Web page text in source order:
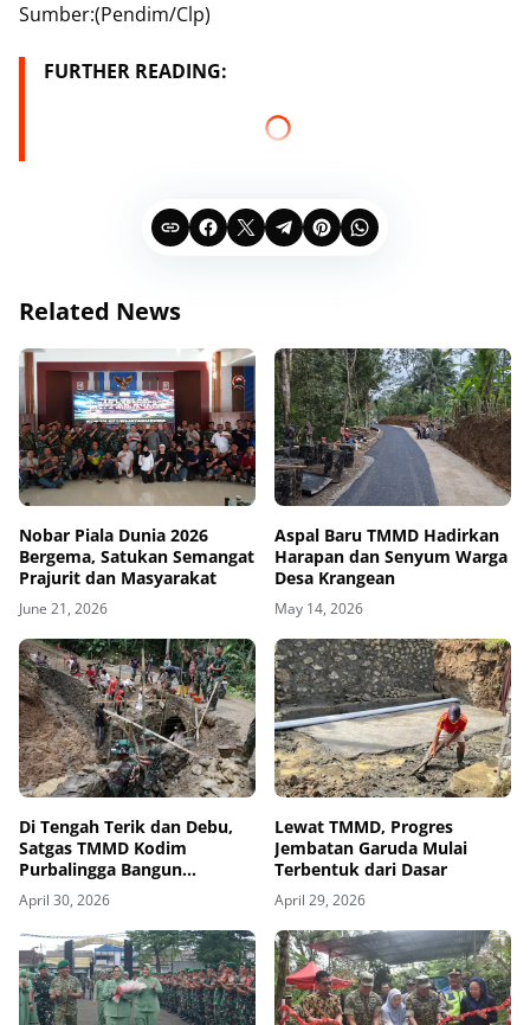
Sumber:(Pendim/Clp)
FURTHER READING:
Related News
Nobar Piala Dunia 2026
Bergema, Satukan Semangat
Prajurit dan Masyarakat
June 21, 2026
Aspal Baru TMMD Hadirkan
Harapan dan Senyum Warga
Desa Krangean
May 14, 2026
Di Tengah Terik dan Debu,
Satgas TMMD Kodim
Purbalingga Bangun
Harapan Warga Lewat
Jembatan Desa
April 30, 2026
Lewat TMMD, Progres
Jembatan Garuda Mulai
Terbentuk dari Dasar
April 29, 2026